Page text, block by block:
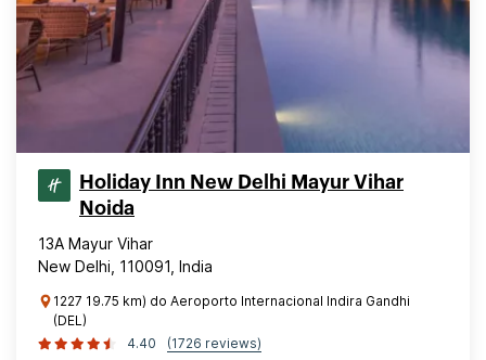
Holiday Inn New Delhi Mayur Vihar
Noida
13A Mayur Vihar
New Delhi, 110091, India
1227 19.75 km) do Aeroporto Internacional Indira Gandhi
(DEL)
4.40
(1726 reviews)